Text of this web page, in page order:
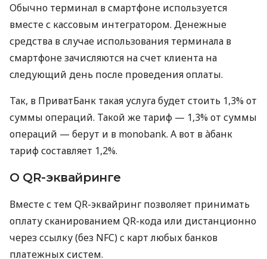
Обычно терминал в смартфоне используется
вместе с кассовым интегратором. Денежные
средства в случае использования терминала в
смартфоне зачисляются на счет клиента на
следующий день после проведения оплаты.
Так, в ПриватБанк такая услуга будет стоить 1,3% от
суммы операций. Такой же тариф — 1,3% от суммы
операций — берут и в monobank. А вот в àбанк
тариф составляет 1,2%.
О QR-эквайринге
Вместе с тем QR-эквайринг позволяет принимать
оплату сканированием QR-кода или дистанционно
через ссылку (без NFC) с карт любых банков
платежных систем.